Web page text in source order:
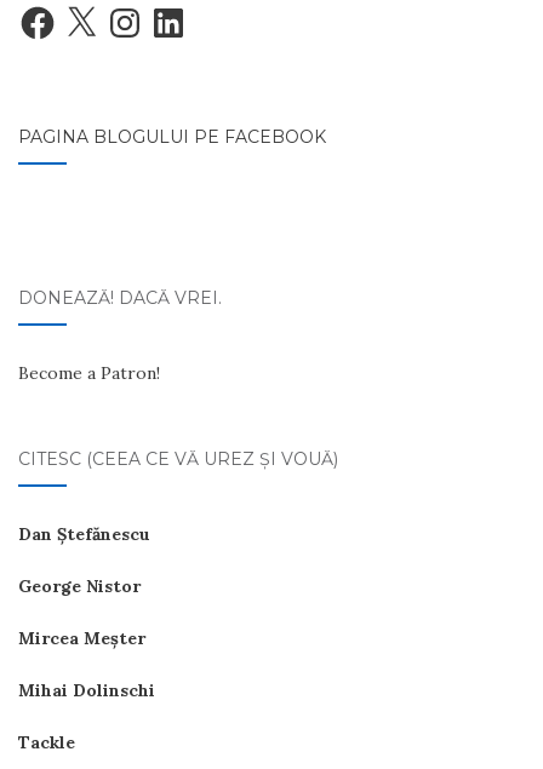
Facebook
X InstagramLinkedIn
PAGINA BLOGULUI PE FACEBOOK
DONEAZĂ! DACĂ VREI.
Become a Patron!
CITESC (CEEA CE VĂ UREZ ŞI VOUĂ)
Dan Ştefănescu
George Nistor
Mircea Meşter
Mihai Dolinschi
Tackle